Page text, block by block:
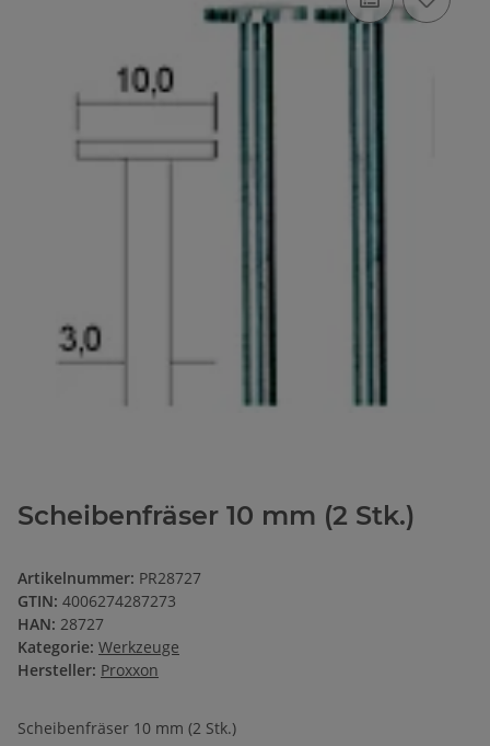
Scheibenfräser 10 mm (2 Stk.)
Artikelnummer: PR28727
GTIN: 4006274287273
HAN: 28727
Kategorie: Werkzeuge
Hersteller: Proxxon
Scheibenfräser 10 mm (2 Stk.)